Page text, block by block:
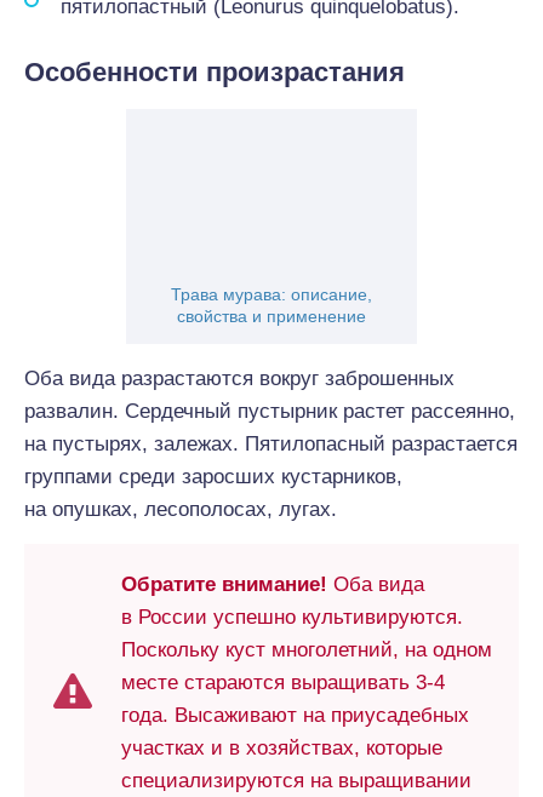
пятилопастный (Leonurus quinquelobatus).
Особенности произрастания
Трава мурава: описание,
свойства и применение
Оба вида разрастаются вокруг заброшенных
развалин. Сердечный пустырник растет рассеянно,
на пустырях, залежах. Пятилопасный разрастается
группами среди заросших кустарников,
на опушках, лесополосах, лугах.
Обратите внимание! Оба вида
в России успешно культивируются.
Поскольку куст многолетний, на одном
месте стараются выращивать 3-4
года. Высаживают на приусадебных
участках и в хозяйствах, которые
специализируются на выращивании